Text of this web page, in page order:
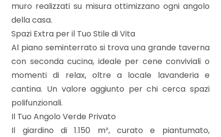
muro realizzati su misura ottimizzano ogni angolo
della casa.
Spazi Extra per il Tuo Stile di Vita
Al piano seminterrato si trova una grande taverna
con seconda cucina, ideale per cene conviviali o
momenti di relax, oltre a locale lavanderia e
cantina. Un valore aggiunto per chi cerca spazi
polifunzionali.
Il Tuo Angolo Verde Privato
Il giardino di 1.150 m², curato e piantumato,
1
2
3
4
5